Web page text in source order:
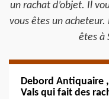
un rachat d’objet. Il
vous êtes un acheteur.
êtes à
Debord Antiquaire
Vals qui fait des